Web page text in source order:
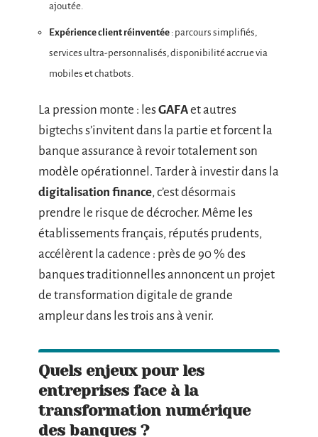
ajoutée.
Expérience client réinventée : parcours simplifiés,
services ultra-personnalisés, disponibilité accrue via
mobiles et chatbots.
La pression monte : lesGAFAet autres
bigtechs s’invitent dans la partie et forcent la
banque assurance à revoir totalement son
modèle opérationnel. Tarder à investir dans la
digitalisation finance, c’est désormais
prendre le risque de décrocher. Même les
établissements français, réputés prudents,
accélèrent la cadence : près de 90 % des
banques traditionnelles annoncent un projet
de transformation digitale de grande
ampleur dans les trois ans à venir.
Quels enjeux pour les
entreprises face à la
transformation numérique
des banques ?